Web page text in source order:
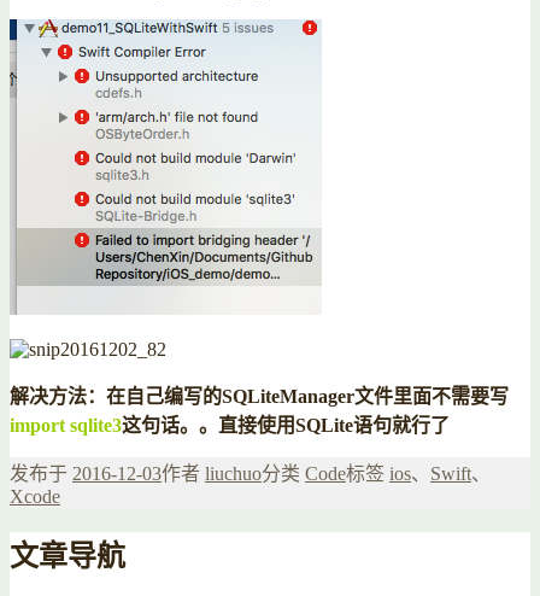
解决方法：在自己编写的SQLiteManager文件里面不需要写
import sqlite3这句话。。直接使用SQLite语句就行了
发布于 2016-12-03作者 liuchuo分类 Code标签 ios、 Swift、
Xcode
文章导航